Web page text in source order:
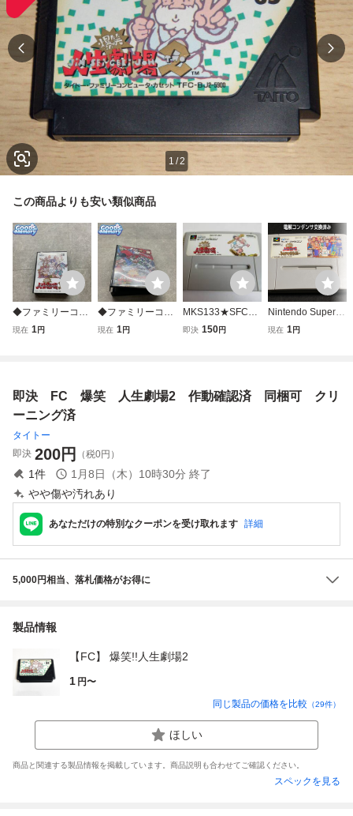
1 /2
この商品よりも安い類似商品
◆ファミリーコン
ピューター/ファミ
現在 1円
◆ファミリーコン
ピューター/ファミ
現在 1円
MKS133★SFCソ
フトのみ 大爆笑人
即決 150円
Nintendo Super F
amicom スーパー
み) [S3821]
現在 1円
即決 FC 爆笑 人生劇場2 作動確認済 同梱可 クリ
ーニング済
タイトー
即決 200円 （税0円）
1件 1月8日（木）10時30分 終了
やや傷や汚れあり
あなただけの特別なクーポンを受け取れます 詳細
5,000円相当、落札価格がお得に
製品情報
【FC】 爆笑!!人生劇場2
1 円〜
同じ製品の価格を比較 （29件）
ほしい
商品と関連する製品情報を掲載しています。商品説明も合わせてご確認ください。
スペックを見る